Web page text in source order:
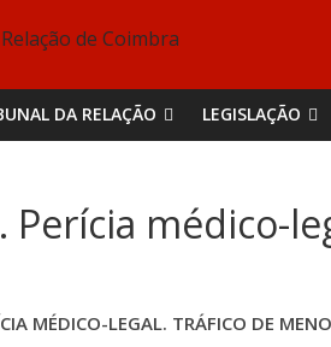
DA RELAÇÃO LEGISLAÇÃO
Perícia médico-
MÉDICO-LEGAL. TRÁFICO DE